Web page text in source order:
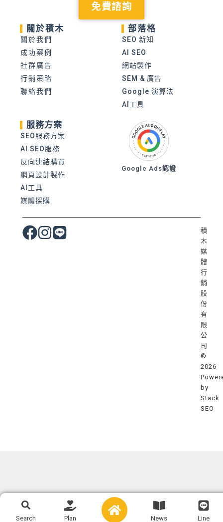
免費諮詢
關於積木
關於我們
成功案例
社群廣告
行銷策略
聯絡我們
部落格
SEO 新知
AI SEO
網站製作
SEM & 廣告
Google 演算法
AI工具
服務方案
SEO服務方案
AI SEO服務
反向連結購買
網頁設計製作
AI工具
媒體採購
Google Ads認證
積
木
媒
體
行
銷
股
份
有
限
公
司
©
2026
by
Stack
SEO
Search
Search Plan News Line